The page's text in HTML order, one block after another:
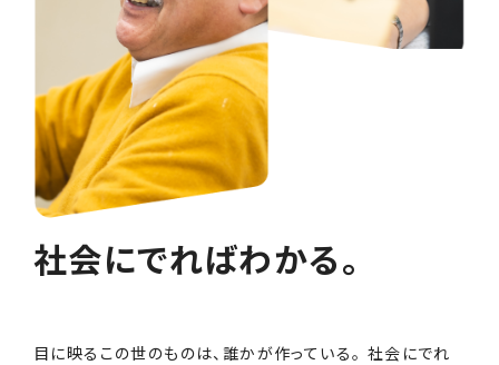
社会にでればわかる。
目に映るこの世のものは、誰かが作っている。 社会にでれ